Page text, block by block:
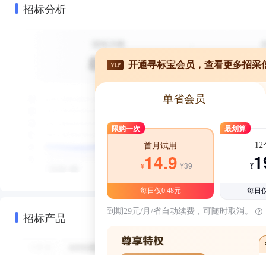
招标分析
招标产品
VIP 开通寻标宝会员，查看更多招采
单省会员
限购一次
首月试用
¥14.9 ¥39
每日仅0.48元
最划算
12
¥
每日
到期29元/月/省自动续费，可随时取消。